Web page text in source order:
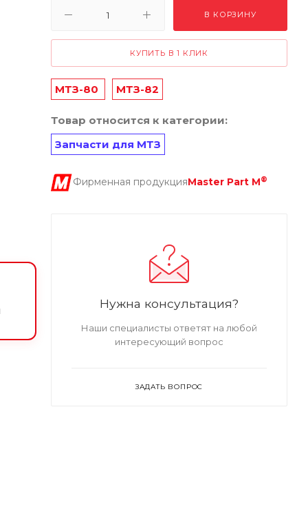
В КОРЗИНУ
КУПИТЬ В 1 КЛИК
МТЗ-80 МТЗ-82
Товар относится к категории:
Запчасти для МТЗ
Фирменная продукцияMaster Part M®
Нужна консультация?
Наши специалисты ответят на любой
интересующий вопрос
ЗАДАТЬ ВОПРОС